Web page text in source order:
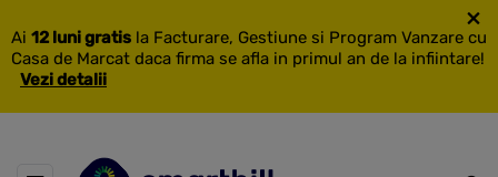
Ai 12 luni gratis la Facturare, Gestiune si Program Vanzare cu
Casa de Marcat daca firma se afla in primul an de la infiintare!
Vezi detalii
×